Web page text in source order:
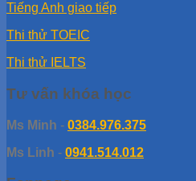
Tiếng Anh giao tiếp
Thi thử TOEIC
Thi thử IELTS
Tư vấn khóa học
Ms Minh - 0384.976.375
Ms Linh - 0941.514.012